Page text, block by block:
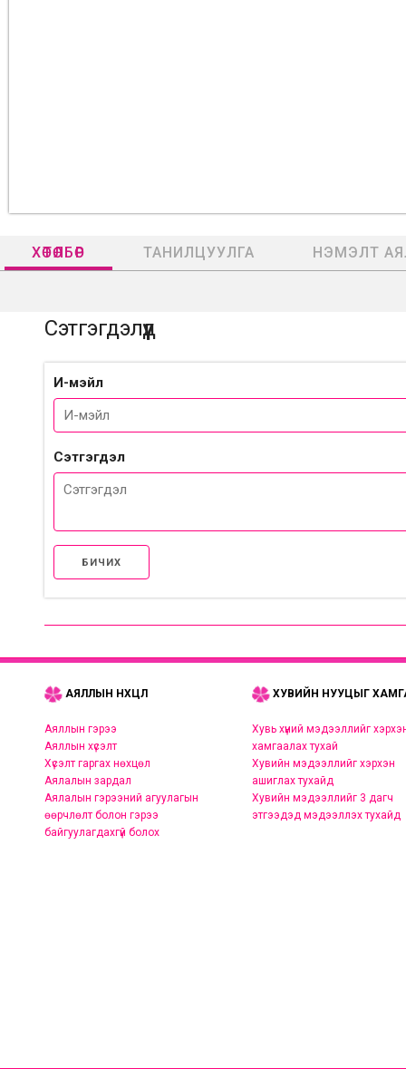
ХӨТӨЛБӨР ТАНИЛЦУУЛГА НЭМЭЛТ
Сэтгэгдэлүүд
И-мэйл
Сэтгэгдэл
БИЧИХ
АЯЛЛЫН НӨХЦӨЛ
Аяллын гэрээ
Аяллын хүсэлт
Хүсэлт гаргах нөхцөл
Аялалын зардал
Аялалын гэрээний агуулагын
өөрчлөлт болон гэрээ
байгуулагдахгүй болох
ХУВИЙН НУУЦЫГ
Хувь хүний мэдээллийг
хамгаалах тухай
Хувийн мэдээллийг хэрхэн
ашиглах тухайд
Хувийн мэдээллийг 3 дагч
этгээдэд мэдээллэх тухайд